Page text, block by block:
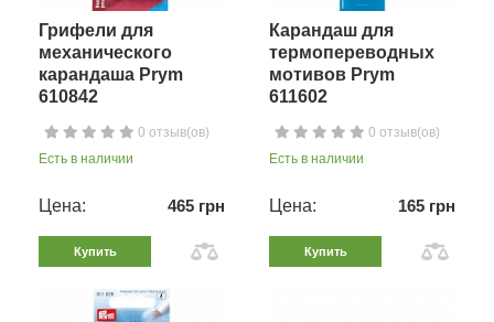
Грифели для
механического
карандаша Prym
610842
0 отзыв(ов)
Есть в наличии
Цена: 465 грн
Купить
Карандаш для
термопереводных
мотивов Prym
611602
0 отзыв(ов)
Есть в наличии
Цена: 165 грн
Купить